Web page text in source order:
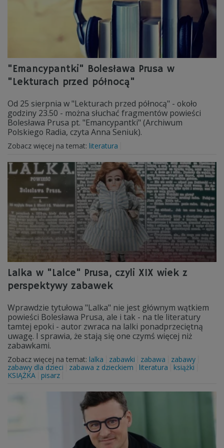
"Emancypantki" Bolesława Prusa w
"Lekturach przed północą"
Od 25 sierpnia w "Lekturach przed północą" - około
godziny 23.50 - można słuchać fragmentów powieści
Bolesława Prusa pt. "Emancypantki" (Archiwum
Polskiego Radia, czyta Anna Seniuk).
Zobacz więcej na temat: literatura
Lalka w "Lalce" Prusa, czyli XIX wiek z
perspektywy zabawek
Wprawdzie tytułowa "Lalka" nie jest głównym wątkiem
powieści Bolesława Prusa, ale i tak - na tle literatury
tamtej epoki - autor zwraca na lalki ponadprzeciętną
uwagę. I sprawia, że stają się one czymś więcej niż
zabawkami.
Zobacz więcej na temat: lalka zabawki zabawa
zabawy
zabawy dla dzieci
zabawa z dzieckiem literatura
książki
KSIĄŻKA
pisarz